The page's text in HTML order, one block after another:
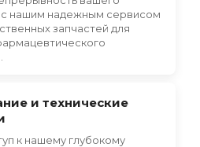
с нашим надежным сервисом
запчастей для
и технические
к нашему глубокому